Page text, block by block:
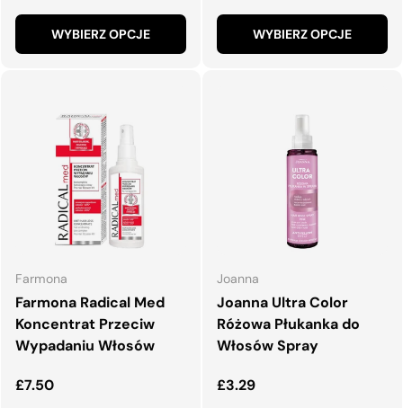
WYBIERZ OPCJE WYBIERZ OPCJE
Farmona
Farmona Radical Med
Koncentrat Przeciw
Wypadaniu Włosów
Normalna cena
£7.50
Joanna
Joanna Ultra Color
Różowa Płukanka do
Włosów Spray
Normalna cena
£3.29